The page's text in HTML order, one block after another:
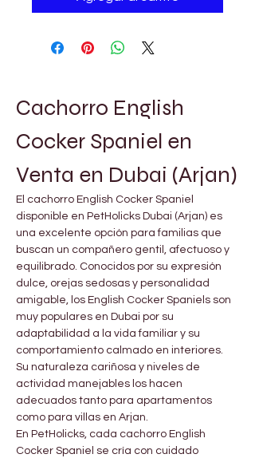
Cachorro English
Cocker Spaniel en
Venta en Dubai (Arjan)
El cachorro English Cocker Spaniel
disponible en PetHolicks Dubai (Arjan) es
una excelente opción para familias que
buscan un compañero gentil, afectuoso y
equilibrado. Conocidos por su expresión
dulce, orejas sedosas y personalidad
amigable, los English Cocker Spaniels son
muy populares en Dubai por su
adaptabilidad a la vida familiar y su
comportamiento calmado en interiores.
Su naturaleza cariñosa y niveles de
actividad manejables los hacen
adecuados tanto para apartamentos
como para villas en Arjan.
En PetHolicks, cada cachorro English
Cocker Spaniel se cría con cuidado